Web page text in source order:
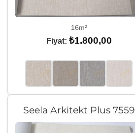
16m²
Fiyat: ₺1.800,00
Seela Arkitekt Plus 7559